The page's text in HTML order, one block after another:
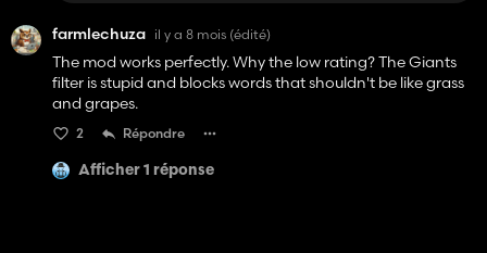
farmlechuza il y a 8 mois (édité)
The mod works perfectly. Why the low rating? The Giants
filter is stupid and blocks words that shouldn't be like grass
and grapes.
2 Répondre
Afficher 1 réponse